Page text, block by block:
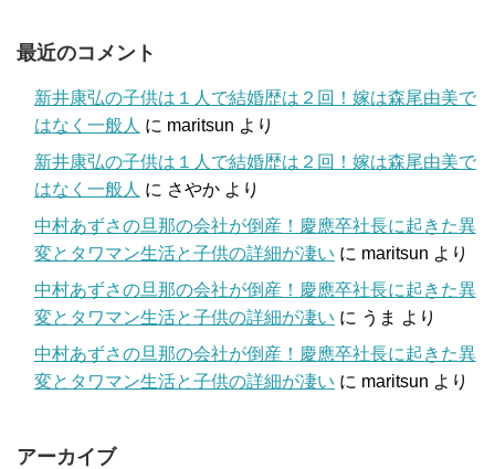
最近のコメント
新井康弘の子供は１人で結婚歴は２回！嫁は森尾由美で
はなく一般人 に maritsun より
新井康弘の子供は１人で結婚歴は２回！嫁は森尾由美で
はなく一般人 に さやか より
中村あずさの旦那の会社が倒産！慶應卒社長に起きた異
変とタワマン生活と子供の詳細が凄い に maritsun より
中村あずさの旦那の会社が倒産！慶應卒社長に起きた異
変とタワマン生活と子供の詳細が凄い に うま より
中村あずさの旦那の会社が倒産！慶應卒社長に起きた異
変とタワマン生活と子供の詳細が凄い に maritsun より
アーカイブ